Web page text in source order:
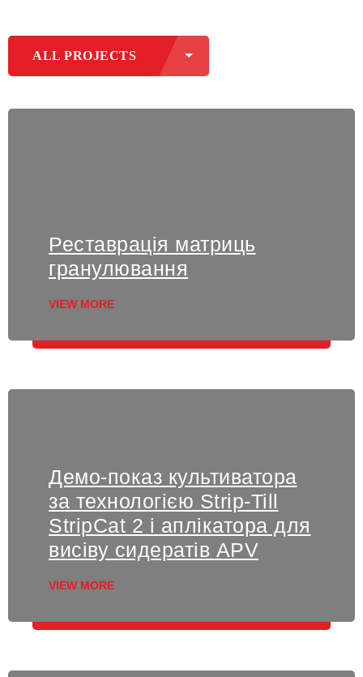
ALL PROJECTS
Реставрація матриць
гранулювання
VIEW MORE
Демо-показ культиватора
за технологією Strip-Till
StripCat 2 і аплікатора для
висіву сидератів APV
VIEW MORE